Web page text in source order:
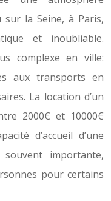
la Seine, à Paris,
et inoubliable.
complexe en ville:
aux transports en
La location d’un
2000€ et 10000€
d’accueil d’une
importante,
pour certains